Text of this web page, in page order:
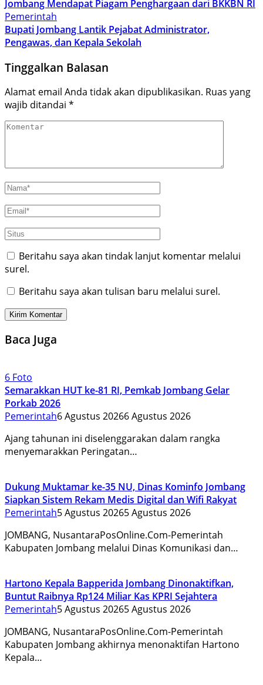
Jombang Mendapat Piagam Penghargaan dari BKKBN RI
Pemerintah
Bupati Jombang Lantik Pejabat Administrator,
Pengawas, dan Kepala Sekolah
Tinggalkan Balasan
Alamat email Anda tidak akan dipublikasikan. Ruas yang
wajib ditandai *
Beritahu saya akan tindak lanjut komentar melalui
surel.
Beritahu saya akan tulisan baru melalui surel.
Baca Juga
6 Foto
Semarakkan HUT ke-81 RI, Pemkab Jombang Gelar
Porkab 2026
Pemerintah6 Agustus 20266 Agustus 2026
Ajang tahunan ini diselenggarakan dalam rangka
menyemarakkan Peringatan…
Dukung Muktamar ke-35 NU, Dinas Kominfo Jombang
Siapkan Sistem Rekam Medis Digital dan Wifi Rakyat
Pemerintah5 Agustus 20265 Agustus 2026
JOMBANG, NusantaraPosOnline.Com-Pemerintah
Kabupaten Jombang melalui Dinas Komunikasi dan…
Hartono Kepala Bapperida Jombang Dinonaktifkan,
Buntut Raibnya Rp124 Miliar Kas KPRI Sejahtera
Pemerintah5 Agustus 20265 Agustus 2026
JOMBANG, NusantaraPosOnline.Com-Pemerintah
Kabupaten Jombang akhirnya menonaktifan Hartono
Kepala…